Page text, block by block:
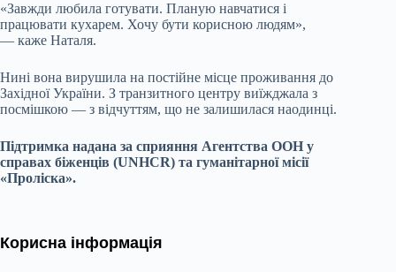
«Завжди любила готувати. Планую навчатися і
працювати кухарем. Хочу бути корисною людям»,
— каже Наталя.
Нині вона вирушила на постійне місце проживання до
Західної України. З транзитного центру виїжджала з
посмішкою — з відчуттям, що не залишилася наодинці.
Підтримка надана за сприяння Агентства ООН у
справах біженців (UNHCR) та гуманітарної місії
«Проліска».
Корисна інформація